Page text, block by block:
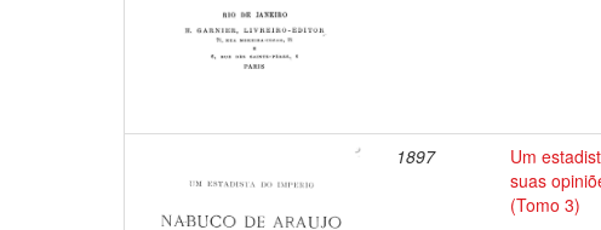
1897
Um
suas
(Tomo 3)